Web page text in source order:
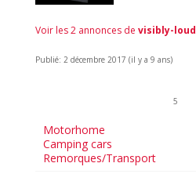
Voir les 2 annonces de visibly-loud
Publié: 2 décembre 2017 (il y a 9 ans)
5
Motorhome
Camping cars
Remorques/Transport